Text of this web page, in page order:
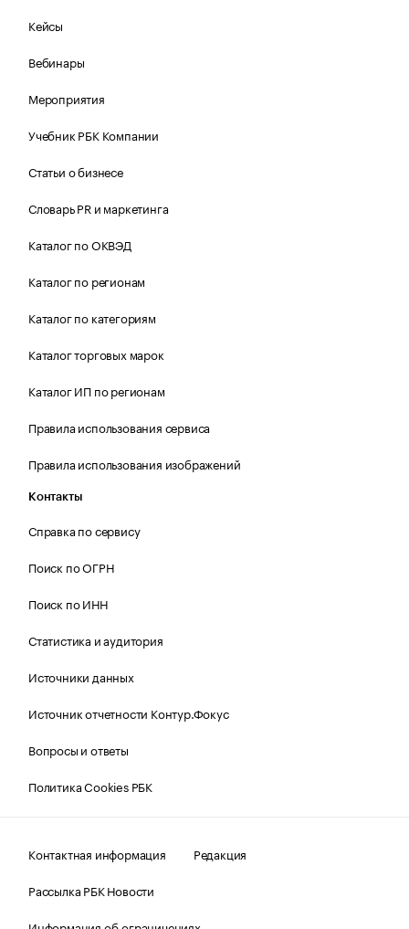
Кейсы
Вебинары
Мероприятия
Учебник РБК Компании
Статьи о бизнесе
Словарь PR и маркетинга
Каталог по ОКВЭД
Каталог по регионам
Каталог по категориям
Каталог торговых марок
Каталог ИП по регионам
Правила использования сервиса
Правила использования изображений
Контакты
Справка по сервису
Поиск по ОГРН
Поиск по ИНН
Статистика и аудитория
Источники данных
Источник отчетности Контур.Фокус
Вопросы и ответы
Политика Cookies РБК
Контактная информация
Редакция
Рассылка РБК Новости